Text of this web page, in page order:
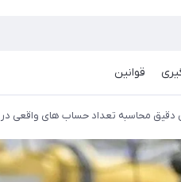
قوانین
دقیق محاسبه تعداد حساب های واقعی